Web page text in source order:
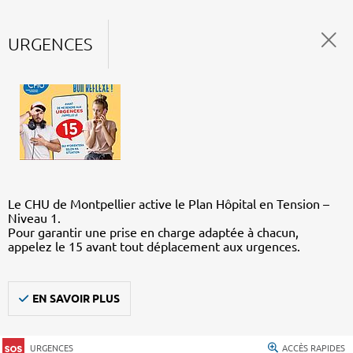
URGENCES
Le CHU de Montpellier active le Plan Hôpital en Tension –
Niveau 1.
Pour garantir une prise en charge adaptée à chacun,
appelez le 15 avant tout déplacement aux urgences.
EN SAVOIR PLUS
URGENCES ACCÈS RAPIDES